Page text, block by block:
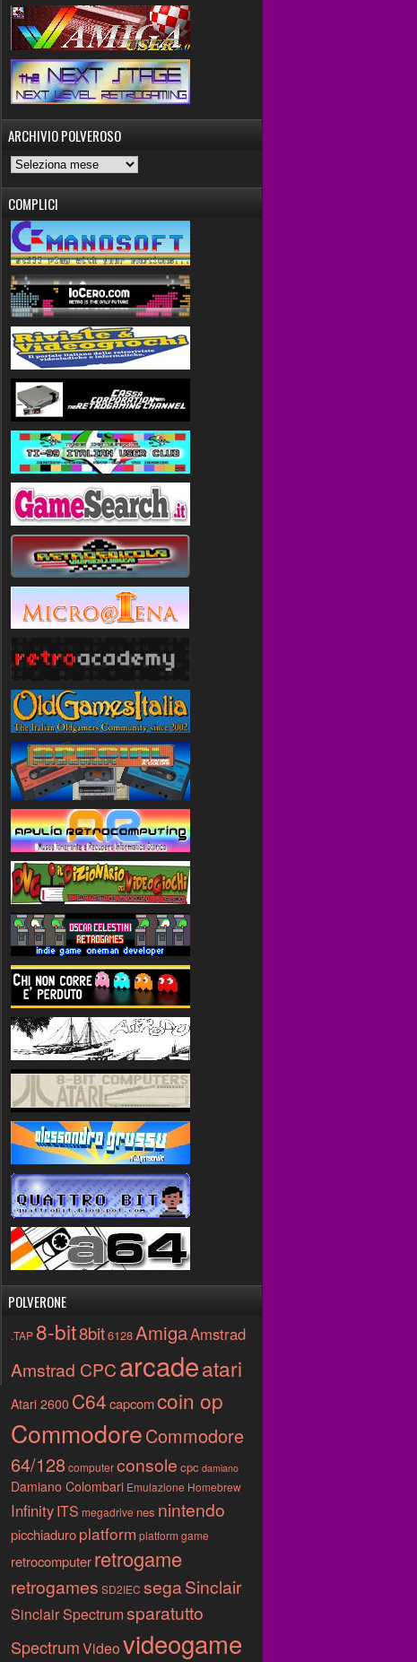
ARCHIVIO POLVEROSO
COMPLICI
POLVERONE
.TAP 8-bit8bit6128AmigaAmstrad
Amstrad CPCarcadeatari
Atari 2600 C64capcomcoin op
CommodoreCommodore
64/128computerconsole cpc damiano
Damiano Colombari Emulazione Homebrew
InfinityITS megadrive nes nintendo
picchiaduroplatform platform game
retrocomputerretrogame
retrogames SD2IEC segaSinclair
Sinclair Spectrumsparatutto
SpectrumVideovideogame